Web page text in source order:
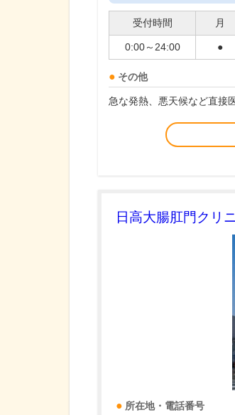
受付時間 月
0:00～24:00 ●
その他
急な発熱、悪天候など直接
日高大腸肛門クリ
所在地・電話番号